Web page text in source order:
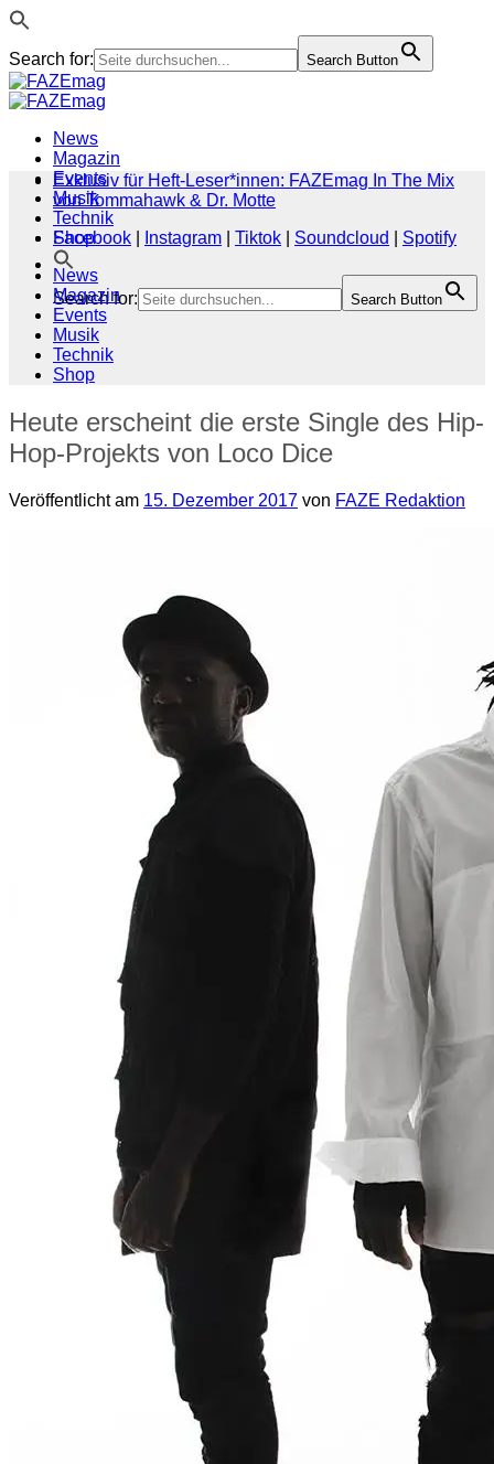
Search for: Search Button
Zum
Inhalt
News
Magazin
Events
Musik
Technik
Shop
Search for: Search Button
Exklusiv für Heft-Leser*innen: FAZEmag In The Mix
von Tommahawk & Dr. Motte
Facebook
Instagram Tiktok Soundcloud
Spotify
News
Magazin
Events
Musik
Technik
Shop
Heute erscheint die erste Single des Hip-
Hop-Projekts von Loco Dice
Veröffentlicht am 15. Dezember 2017 von FAZE Redaktion